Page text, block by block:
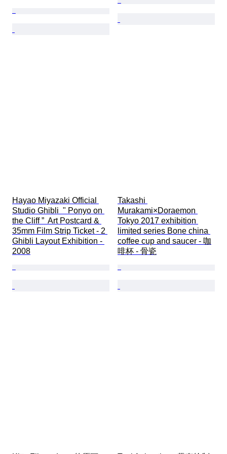
Hayao Miyazaki Official
Studio Ghibli  " Ponyo on
the Cliff ”  Art Postcard &
35mm Film Strip Ticket - 2
Ghibli Layout Exhibition -
2008
Takashi
Murakami×Doraemon
Tokyo 2017 exhibition
limited series Bone china
coffee cup and saucer - 咖
啡杯 - 骨瓷